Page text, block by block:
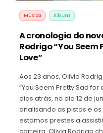
Música Álbuns
A cronologia do
Rodrigo “You Seem
Love”
Aos 23 anos, Olivia
“You Seem Pretty Sad for
dias atrás, no dia 12 de
analisando as pistas e
estamos prestes a